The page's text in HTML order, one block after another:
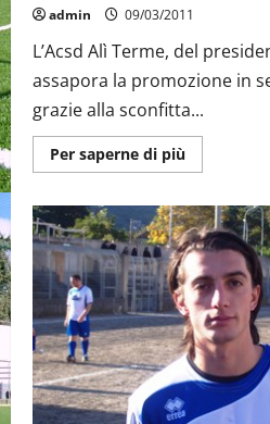
admin 09/03/2011
L’Acsd Alì Terme, del
assapora la promozione in
grazie alla sconfitta...
Per saperne di piùMaggiori
informazioni
Terme
doma
3-
0
il
Forza
D’Agrò
Scifì:
vola
a
+
9
dal
Savoca.